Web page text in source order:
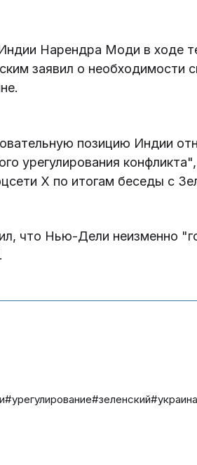
Нарендра Моди в ходе
заявил о необходимости
позицию Индии
урегулирования
Х по итогам беседы с
что Нью-Дели неизменно
#урегулирование#зеленский#украина